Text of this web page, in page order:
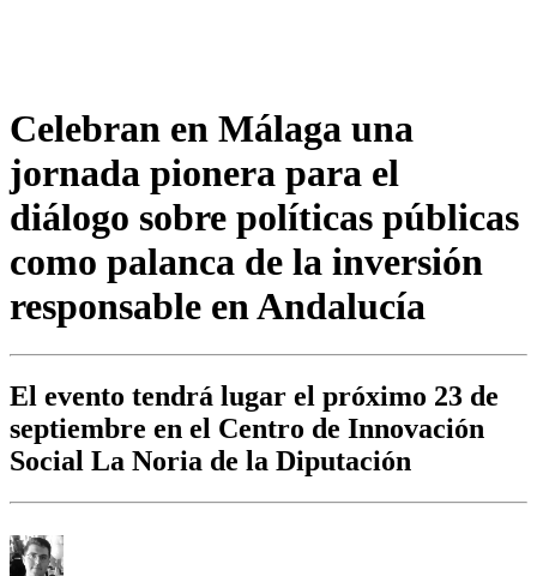
Celebran en Málaga una
jornada pionera para el
diálogo sobre políticas públicas
como palanca de la inversión
responsable en Andalucía
El evento tendrá lugar el próximo 23 de
septiembre en el Centro de Innovación
Social La Noria de la Diputación